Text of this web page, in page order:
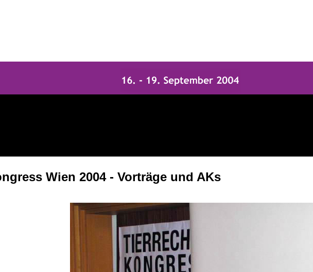
Wien 2004 - Vorträge und AKs